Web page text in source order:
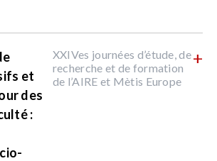
et
des
:
XXIVes journées d’étude, de
recherche et de formation
de l’AIRE et Mètis Europe
+